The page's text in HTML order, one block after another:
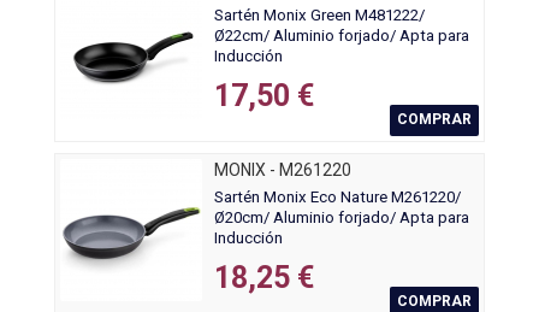
Sartén Monix Green M481222/
Ø22cm/ Aluminio forjado/ Apta para
Inducción
17,50 €
COMPRAR
MONIX - M261220
Sartén Monix Eco Nature M261220/
Ø20cm/ Aluminio forjado/ Apta para
Inducción
18,25 €
COMPRAR